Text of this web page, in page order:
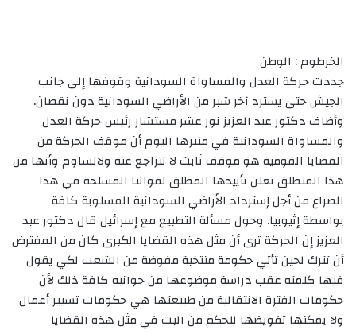
الخرطوم : الوطن
جددت حركة العدل والمساواة السودانية وقوفها إلى جانب
الجيش حتى يسترد آخر شبر من الأراضي السودانية دون نقصان.
وأضاف دكتور عبد العزيز نور عشر مستشار رئيس حركة العدل
والمساواة السودانية في منبرها اليوم أن موقف الحركة من
القضايا القومية هو موقف ثابت لا تتراجع عنه ولاتساوم وأنها من
هذا المنطلق تعلن تأييدها المطلق لقواتنا المسلحة في هذا
الصراع من أجل إسترداد الأراضي السودانية المسلوبة كافة
بواسطة إثيوبيا. وحول مسألة التطبيع مع إسرائيل قال دكتور عبد
العزيز إن الحركة ترى أن مثل هذه القضايا الكبرى كان من المفترض
أن تترك لحين تأتي حكومة منتخبة مفوضة من الشعب لكي يقول
فيها كلمته عقب دراسة موضوعها من جوانبه كافة ذلك لأن
حكومات الفترة الانتقالية من طبيعتها هي حكومات تسيير أعمال
ولا يمكنها تفويضها للحكم من البت في مثل هذه القضايا